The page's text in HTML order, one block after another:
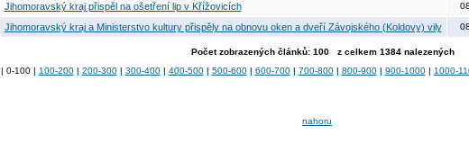
Jihomoravský kraj přispěl na ošetření lip v Křížovicích
Jihomoravský kraj a Ministerstvo kultury přispěly na obnovu oken a dveří Závojského (Koldovy) vily
Počet zobrazených článků: 100 z celkem 1384 nalezených
| 0-100 | 100-200| 200-300| 300-400| 400-500| 500-600| 600-700| 700-800| 800-900| 900-1000| 1000-
nahoru